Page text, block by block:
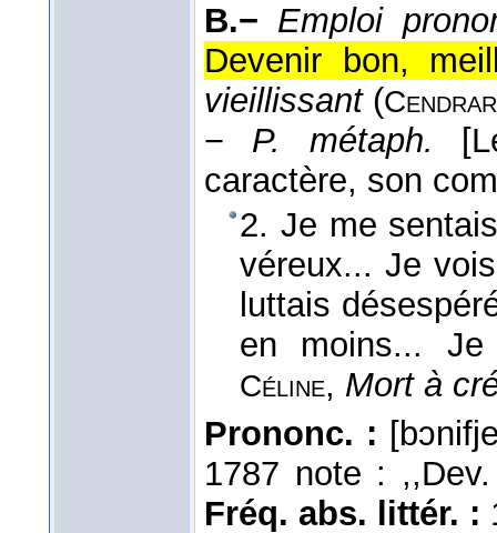
B.− Emploi
Devenir bon,
vieillissant(
− P. métaph.
caractère, son
2. Je me
véreux... Je
luttais
en moins...
Céline, Mort à
Prononc. :
1787 note :
Fréq. abs. littér. :